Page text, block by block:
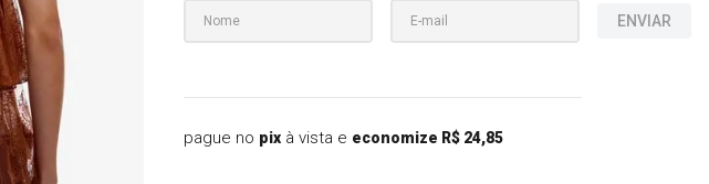
ENVIAR
pague no pixà vista e economize R$ 24,85